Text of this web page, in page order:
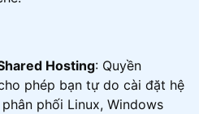
Hosting: Quyền
phép bạn tự do cài đặt hệ
phối Linux, Windows